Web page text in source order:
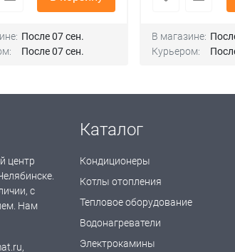
После 07 сен.
После 07 сен.
В магазине:
Курьером:
центр
с
Нам
Каталог
Кондиционеры
Котлы отопления
Тепловое оборудование
Водонагреватели
Электрокамины